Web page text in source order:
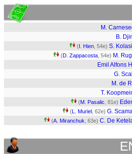
M.
B.
(I. Hien , 54e) S.
(D. Zappacosta , 54e) M.
Emil Alfons
G.
M. de
T.
(M. Pasalic , 81e)
(L. Muriel , 62e) G.
(A. Miranchuk , 63e) C. De